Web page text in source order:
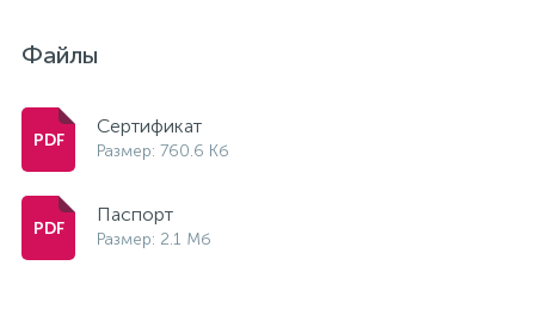
Файлы
Сертификат
Размер: 760.6 Кб
Паспорт
Размер: 2.1 Мб